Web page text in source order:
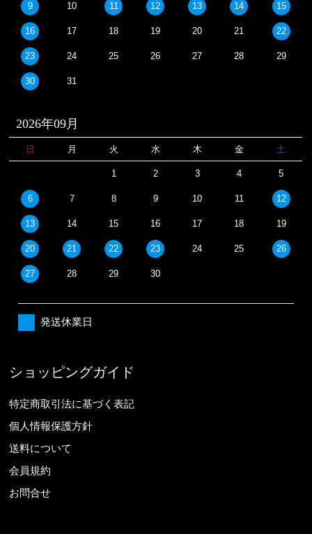
9 10 11 12 13 14 15
16 17 18 19 20 21 22
23 24 25 26 27 28 29
30 31
2026年09月
日 月 火 水 木 金 土
1 2 3 4 5
6 7 8 9 10 11 12
13 14 15 16 17 18 19
20 21 22 23 24 25 26
27 28 29 30
発送休業日
ショッピングガイド
特定商取引法に基づく表記
個人情報保護方針
送料について
会員規約
お問合せ